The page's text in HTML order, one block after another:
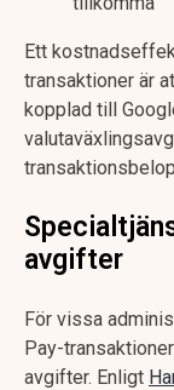
Ett
transaktioner är
kopplad till
avgifter
För vissa
Pay-
avgifter. Enligt